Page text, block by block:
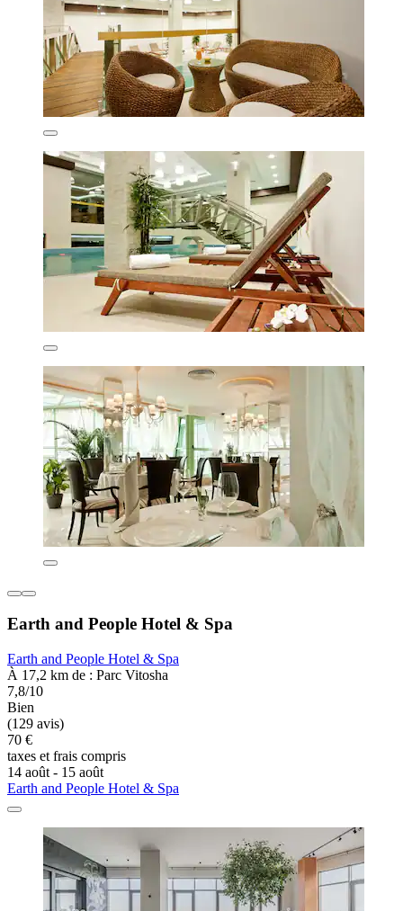
Earth and People Hotel & Spa
Earth and People Hotel & Spa
À 17,2 km de : Parc Vitosha
7,8/10
Bien
(129 avis)
70 €
taxes et frais compris
14 août - 15 août
Earth and People Hotel & Spa